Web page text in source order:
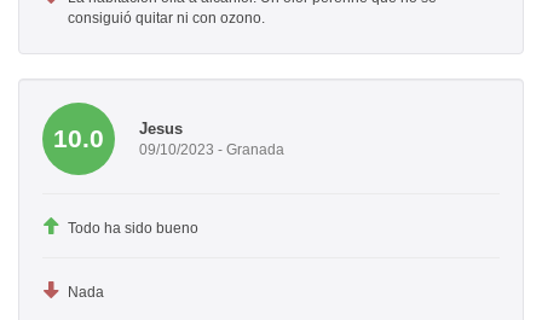
consiguió quitar ni con ozono.
10.0 Jesus
09/10/2023 - Granada
Todo ha sido bueno
Nada